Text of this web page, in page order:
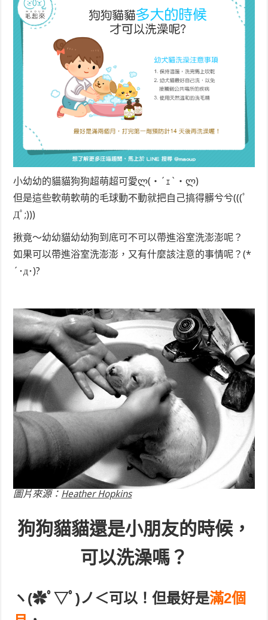
小幼幼的貓貓狗狗超萌超可愛ლ(・´ｪ`・ლ)
但是這些軟萌軟萌的毛球動不動就把自己搞得髒兮兮(((ﾟ
Дﾟ;)))
揪竟～幼幼貓幼幼狗到底可不可以帶進浴室洗澎澎呢？
如果可以帶進浴室洗澎澎，又有什麼該注意的事情呢？(*
´･д･)?
圖片來源： Heather Hopkins
狗狗貓貓還是小朋友的時候，
可以洗澡嗎？
ヽ(✿ﾟ▽ﾟ)ノ＜可以！但最好是滿2個